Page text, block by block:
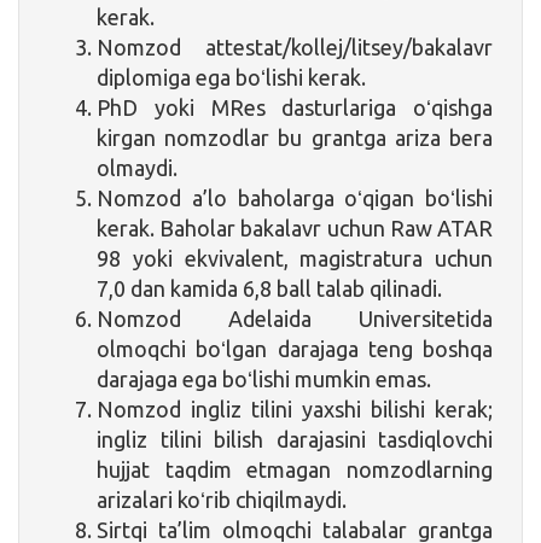
kerak.
Nomzod attestat/kollej/litsey/bakalavr
diplomiga ega boʻlishi kerak.
PhD yoki MRes dasturlariga oʻqishga
kirgan nomzodlar bu grantga ariza bera
olmaydi.
Nomzod a’lo baholarga oʻqigan boʻlishi
kerak. Baholar bakalavr uchun Raw ATAR
98 yoki ekvivalent, magistratura uchun
7,0 dan kamida 6,8 ball talab qilinadi.
Nomzod Adelaida Universitetida
olmoqchi boʻlgan darajaga teng boshqa
darajaga ega boʻlishi mumkin emas.
Nomzod ingliz tilini yaxshi bilishi kerak;
ingliz tilini bilish darajasini tasdiqlovchi
hujjat taqdim etmagan nomzodlarning
arizalari koʻrib chiqilmaydi.
Sirtqi ta’lim olmoqchi talabalar grantga